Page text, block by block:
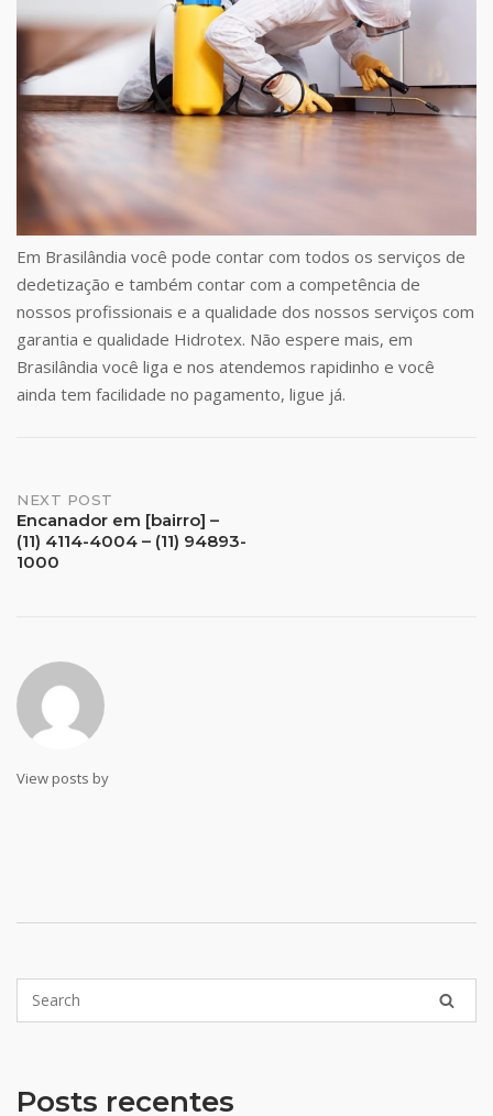
Em Brasilândia você pode contar com todos os serviços de
dedetização e também contar com a competência de
nossos profissionais e a qualidade dos nossos serviços com
garantia e qualidade Hidrotex. Não espere mais, em
Brasilândia você liga e nos atendemos rapidinho e você
ainda tem facilidade no pagamento, ligue já.
Post
navigation
NEXT POST
Encanador em [bairro] –
(11) 4114-4004 – (11) 94893-
1000
View posts by
Posts recentes